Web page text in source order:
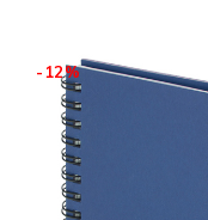
-12%